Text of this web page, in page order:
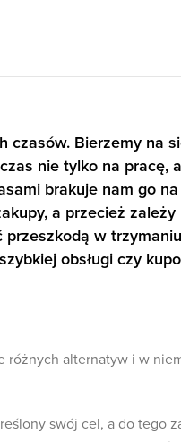
czasów. Bierzemy na
nie tylko na pracę,
brakuje nam go
a przecież
przeszkodą w
obsługi czy
różnych alternatyw i w
swój cel, a do tego